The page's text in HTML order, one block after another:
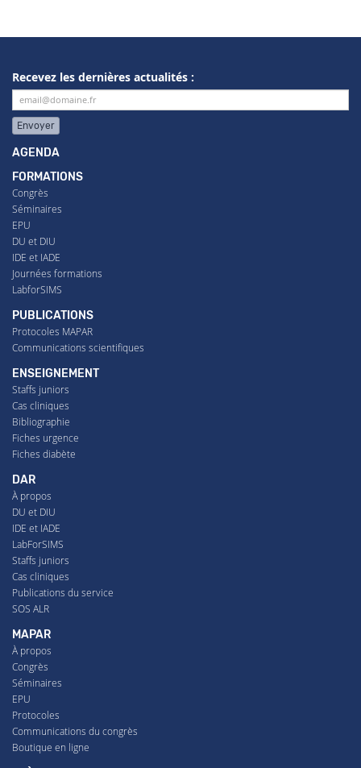
Recevez les dernières actualités :
Envoyer
AGENDA
FORMATIONS
Congrès
Séminaires
EPU
DU et DIU
IDE et IADE
Journées formations
LabforSIMS
PUBLICATIONS
Protocoles MAPAR
Communications scientifiques
ENSEIGNEMENT
Staffs juniors
Cas cliniques
Bibliographie
Fiches urgence
Fiches diabète
DAR
À propos
DU et DIU
IDE et IADE
LabForSIMS
Staffs juniors
Cas cliniques
Publications du service
SOS ALR
MAPAR
À propos
Congrès
Séminaires
EPU
Protocoles
Communications du congrès
Boutique en ligne